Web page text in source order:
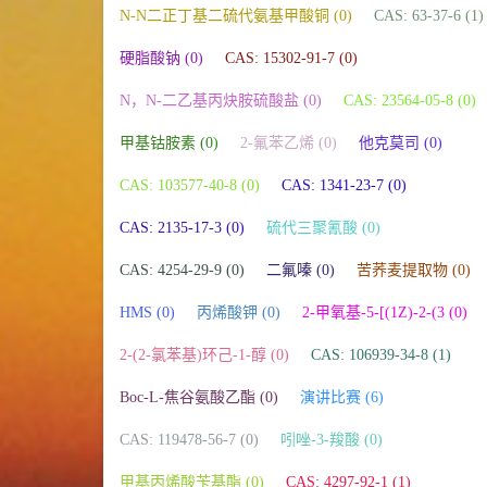
N-N二正丁基二硫代氨基甲酸铜 (0) CAS: 63-37-6 (1)
硬脂酸钠 (0) CAS: 15302-91-7 (0)
N，N-二乙基丙炔胺硫酸盐 (0) CAS: 23564-05-8 (0)
甲基钴胺素 (0) 2-氟苯乙烯 (0) 他克莫司 (0)
CAS: 103577-40-8 (0) CAS: 1341-23-7 (0)
CAS: 2135-17-3 (0) 硫代三聚氰酸 (0)
CAS: 4254-29-9 (0) 二氟嗪 (0) 苦荞麦提取物 (0)
HMS (0) 丙烯酸钾 (0) 2-甲氧基-5-[(1Z)-2-(3 (0)
2-(2-氯苯基)环己-1-醇 (0) CAS: 106939-34-8 (1)
Boc-L-焦谷氨酸乙酯 (0) 演讲比赛 (6)
CAS: 119478-56-7 (0) 吲唑-3-羧酸 (0)
甲基丙烯酸苄基酯 (0) CAS: 4297-92-1 (1)